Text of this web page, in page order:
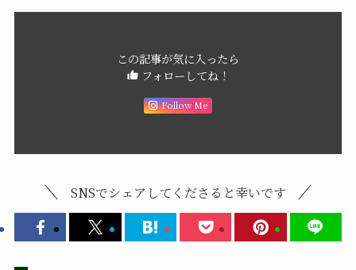
この記事が気に入ったら
フォローしてね！
Follow Me
SNSでシェアしてくださると幸いです